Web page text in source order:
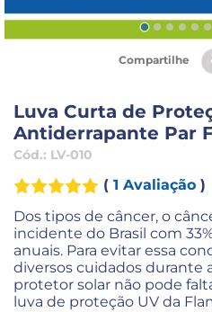
Compartilhe
Luva Curta de
Antiderrapante Par
Cód.: LV-010
( 1 Avaliação )
Dos tipos de câncer, o
incidente do Brasil com
anuais. Para evitar essa
diversos cuidados durante
protetor solar não pode
luva de proteção UV da